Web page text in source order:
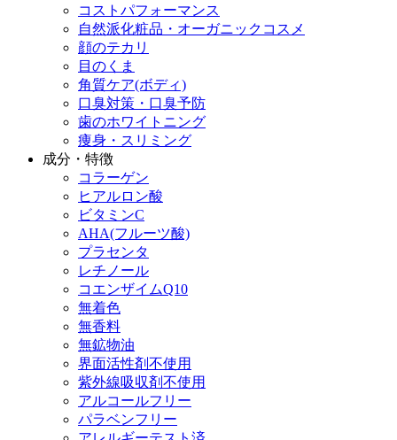
コストパフォーマンス
自然派化粧品・オーガニックコスメ
顔のテカリ
目のくま
角質ケア(ボディ)
口臭対策・口臭予防
歯のホワイトニング
痩身・スリミング
成分・特徴
コラーゲン
ヒアルロン酸
ビタミンC
AHA(フルーツ酸)
プラセンタ
レチノール
コエンザイムQ10
無着色
無香料
無鉱物油
界面活性剤不使用
紫外線吸収剤不使用
アルコールフリー
パラベンフリー